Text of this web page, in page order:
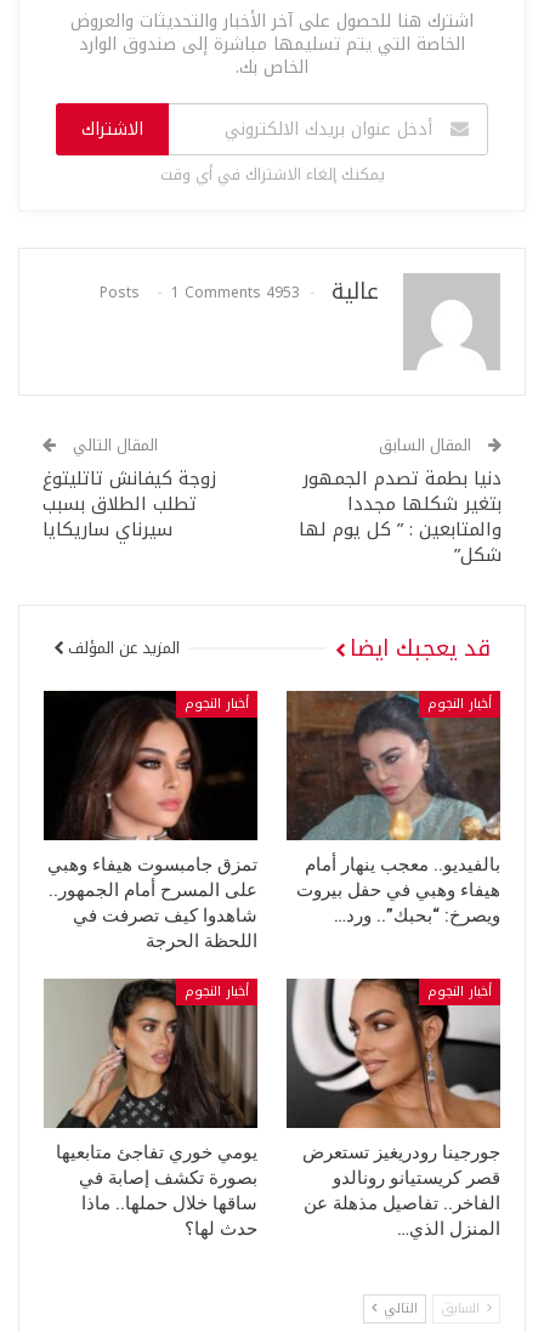
اشترك هنا للحصول على آخر الأخبار والتحديثات والعروض
الخاصة التي يتم تسليمها مباشرة إلى صندوق الوارد
الخاص بك.
الاشتراك
يمكنك إلغاء الاشتراك في أي وقت
عالية 4953 Posts
1 Comments
المقال السابق
دنيا بطمة تصدم الجمهور
بتغير شكلها مجددا
والمتابعين : ” كل يوم لها
شكل”
المقال التالي
زوجة كيفانش تاتليتوغ
تطلب الطلاق بسبب
سيرناي ساريكايا
قد يعجبك ايضا المزيد عن المؤلف
أخبار النجوم
بالفيديو.. معجب ينهار أمام
هيفاء وهبي في حفل بيروت
ويصرخ: “بحبك”.. ورد…
أخبار النجوم
تمزق جامبسوت هيفاء وهبي
على المسرح أمام الجمهور..
شاهدوا كيف تصرفت في
اللحظة الحرجة
أخبار النجوم
جورجينا رودريغيز تستعرض
قصر كريستيانو رونالدو
الفاخر.. تفاصيل مذهلة عن
المنزل الذي…
أخبار النجوم
يومي خوري تفاجئ متابعيها
بصورة تكشف إصابة في
ساقها خلال حملها.. ماذا
حدث لها؟
السابق التالي